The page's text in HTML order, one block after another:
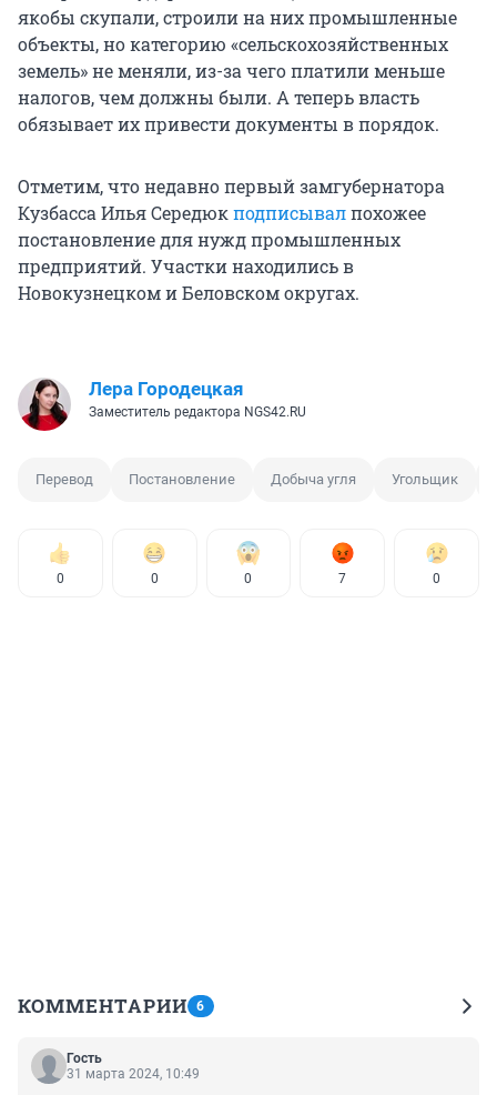
якобы скупали, строили на них промышленные
объекты, но категорию «сельскохозяйственных
земель» не меняли, из-за чего платили меньше
налогов, чем должны были. А теперь власть
обязывает их привести документы в порядок.
Отметим, что недавно первый замгубернатора
Кузбасса Илья Середюкподписывалпохожее
постановление для нужд промышленных
предприятий. Участки находились в
Новокузнецком и Беловском округах.
Лера Городецкая
Заместитель редактора NGS42.RU
Перевод Постановление Добыча угля Угольщик
0 0 0 7 0
КОММЕНТАРИИ 6
Гость
31 марта 2024, 10:49